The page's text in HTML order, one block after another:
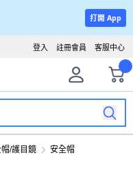
打開 App
客服中心
註冊會員
登入
/護目鏡 安全帽